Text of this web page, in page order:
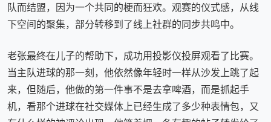
队而结盟，因为一个共同的梗而狂欢。观赛的仪式感，从线
下空间的聚集，部分转移到了线上社群的同步共鸣中。
老张最终在儿子的帮助下，成功用投影仪投屏观看了比赛。
当主队进球的那一刻，他依然像年轻时一样从沙发上跳了起
来，但随后，他做的第一件事不是去拿啤酒，而是抓起手
机，看那个进球在社交媒体上已经生成了多少种表情包，又